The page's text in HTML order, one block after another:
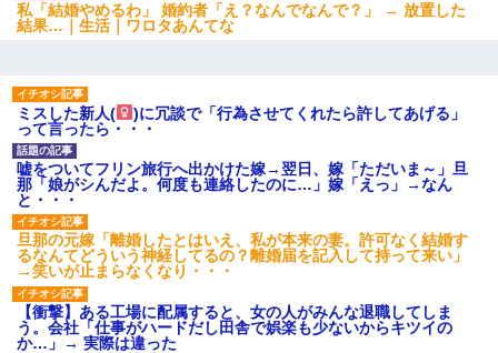
私「結婚やめるわ」 婚約者「え？なんでなんで？」 → 放置した
結果…｜生活｜ワロタあんてな
ミスした新人(
)に冗談で「行為させてくれたら許してあげる」
って言ったら・・・
嘘をついてフリン旅行へ出かけた嫁→翌日、嫁「ただいま～」旦
那「娘がシんだよ。何度も連絡したのに…」嫁「えっ」→なん
と・・・
旦那の元嫁「離婚したとはいえ、私が本来の妻。許可なく結婚す
るなんてどういう神経してるの？離婚届を記入して持って来い」
→笑いが止まらなくなり・・・
【衝撃】ある工場に配属すると、女の人がみんな退職してしま
う。会社「仕事がハードだし田舎で娯楽も少ないからキツイの
か…」→ 実際は違った